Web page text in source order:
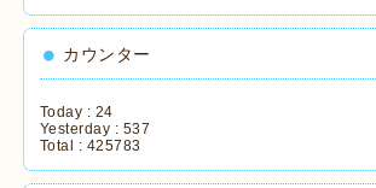
カウンター
Today : 24
Yesterday : 537
Total : 425783